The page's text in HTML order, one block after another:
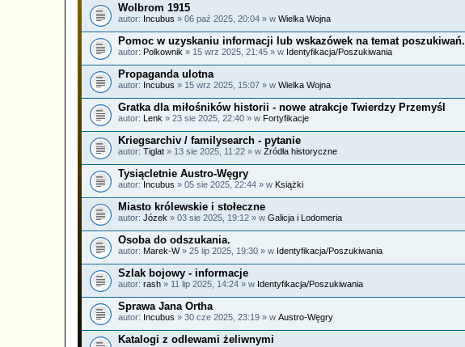
Wolbrom 1915
autor: Incubus » 06 paź 2025, 20:04 » w Wielka Wojna
Pomoc w uzyskaniu informacji lub wskazówek na temat poszukiwań.
autor: Polkownik » 15 wrz 2025, 21:45 » w Identyfikacja/Poszukiwania
Propaganda ulotna
autor: Incubus » 15 wrz 2025, 15:07 » w Wielka Wojna
Gratka dla miłośników historii - nowe atrakcje Twierdzy Przemyśl
autor: Lenk » 23 sie 2025, 22:40 » w Fortyfikacje
Kriegsarchiv / familysearch - pytanie
autor: Tiglat » 13 sie 2025, 11:22 » w Źródła historyczne
Tysiącletnie Austro-Węgry
autor: Incubus » 05 sie 2025, 22:44 » w Książki
Miasto królewskie i stołeczne
autor: Józek » 03 sie 2025, 19:12 » w Galicja i Lodomeria
Osoba do odszukania.
autor: Marek-W» 25 lip 2025, 19:30 » w Identyfikacja/Poszukiwania
Szlak bojowy - informacje
autor: rash » 11 lip 2025, 14:24 » w Identyfikacja/Poszukiwania
Sprawa Jana Ortha
autor: Incubus » 30 cze 2025, 23:19 » w Austro-Węgry
Katalogi z odlewami żeliwnymi